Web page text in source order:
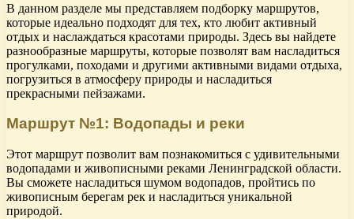
В данном разделе мы представляем подборку маршрутов,
которые идеально подходят для тех, кто любит активный
отдых и наслаждаться красотами природы. Здесь вы найдете
разнообразные маршруты, которые позволят вам насладиться
прогулками, походами и другими активными видами отдыха,
погрузиться в атмосферу природы и насладиться
прекрасными пейзажами.
Маршрут №1: Водопады и реки
Этот маршрут позволит вам познакомиться с удивительными
водопадами и живописными реками Ленинградской области.
Вы сможете насладиться шумом водопадов, пройтись по
живописным берегам рек и насладиться уникальной
природой.